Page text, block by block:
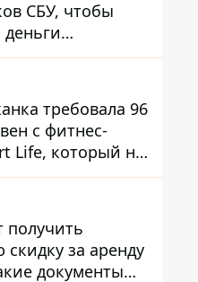
СБУ, чтобы
требовала 96
с фитнес-
Life, который не
бассейн без
справки –
получить
скидку за аренду
документы